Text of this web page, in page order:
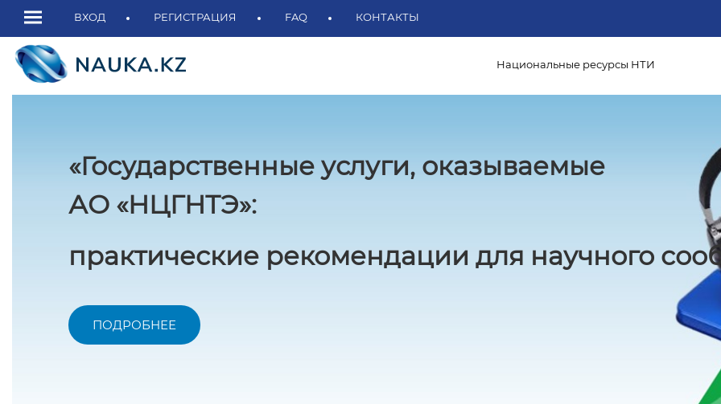
ВХОД РЕГИСТРАЦИЯ FAQ КОНТАКТЫ
Национальные ресурсы НТИ
«Государственные услуги, оказываемые
АО «НЦГНТЭ»:
практические рекомендации для научного
ПОДРОБНЕЕ